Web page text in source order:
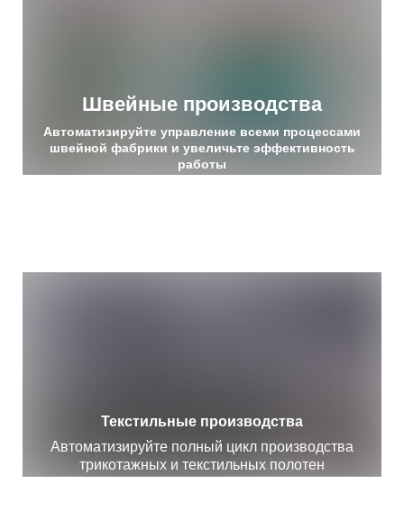
Швейные производства
Автоматизируйте управление всеми процессами
швейной фабрики и увеличьте эффективность
работы
Текстильные производства
Автоматизируйте полный цикл производства
трикотажных и текстильных полотен